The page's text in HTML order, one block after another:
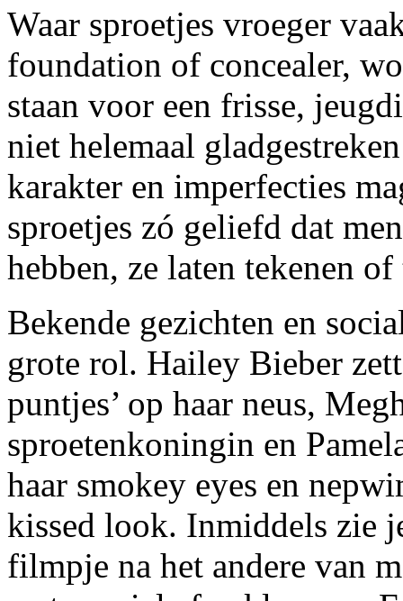
Waar sproetjes vroeger
foundation of concealer,
staan voor een frisse,
niet helemaal
karakter en imperfecties
sproetjes zó geliefd dat
hebben, ze laten tekenen of
Bekende gezichten en
grote rol. Hailey Bieber
puntjes’ op haar neus,
sproetenkoningin en
haar smokey eyes en
kissed look. Inmiddels zie
filmpje na het andere van